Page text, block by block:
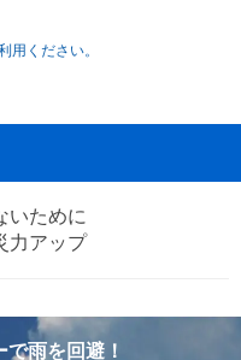
用ください。
いために
力アップ
雨を回避！